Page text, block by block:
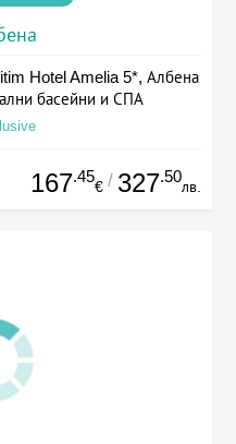
Hotel Amelia 5*, Албена
басейни и СПА
167.45
€ / 327.50
лв.